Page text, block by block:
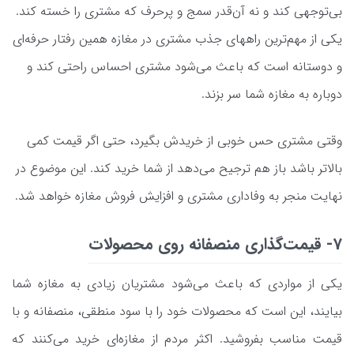
بی‌توجهی کند و نه آن‌قدر سمج و پرحرف که مشتری را خسته کند.
یکی از مهم‌ترین راههای جذب مشتری در مغازه همین رفتار حرفه‌ای
و دوستانه است که باعث می‌شود مشتری احساس راحتی کند و
دوباره به مغازه شما سر بزند.
وقتی مشتری حس خوبی از خریدش بگیرد، حتی اگر قیمت کمی
بالاتر باشد باز هم ترجیح می‌دهد از شما خرید کند. این موضوع در
نهایت منجر به وفاداری مشتری و افزایش فروش مغازه خواهد شد.
7- قیمت‌گذاری منصفانه روی محصولات
یکی از مواردی که باعث می‌شود مشتریان زیادی به مغازه شما
بیایند، این است که محصولات خود را با سود منطقی، منصفانه و با
قیمت مناسب بفروشید. اکثر مردم از مغازه‌ای خرید می‌کنند که